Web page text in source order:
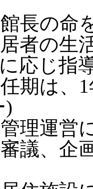
長の命
者の生
応じ指
期は、
)
理運営
議、企